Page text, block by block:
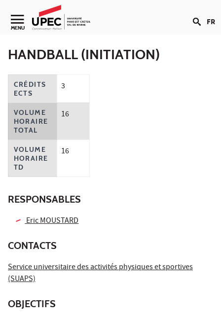
Aller au contenu
Navigation secondaire
MENU FR
HANDBALL (INITIATION)
CRÉDITS
ECTS
3
VOLUME
HORAIRE
TOTAL
16
VOLUME
HORAIRE
TD
16
RESPONSABLES
Eric MOUSTARD
CONTACTS
Service universitaire des activités physiques et sportives
(SUAPS)
OBJECTIFS